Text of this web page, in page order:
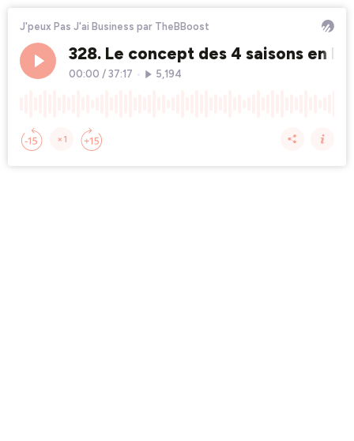
J'peux Pas J'ai Business par TheBBoost
328. Le concept des 4 saisons en
00:00 / 37:17 5,194
×1